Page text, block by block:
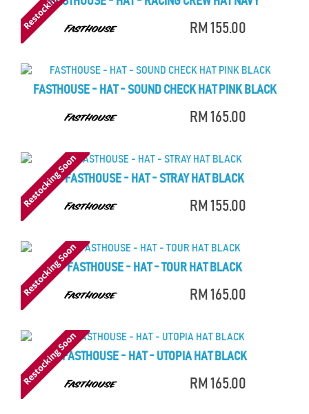
RM 155.00
FASTHOUSE - HAT - SOUND CHECK HAT PINK BLACK
RM 165.00
FASTHOUSE - HAT - STRAY HAT BLACK
RM 155.00
FASTHOUSE - HAT - TOUR HAT BLACK
RM 165.00
FASTHOUSE - HAT - UTOPIA HAT BLACK
RM 165.00